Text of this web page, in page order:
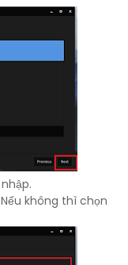
không thì chọn